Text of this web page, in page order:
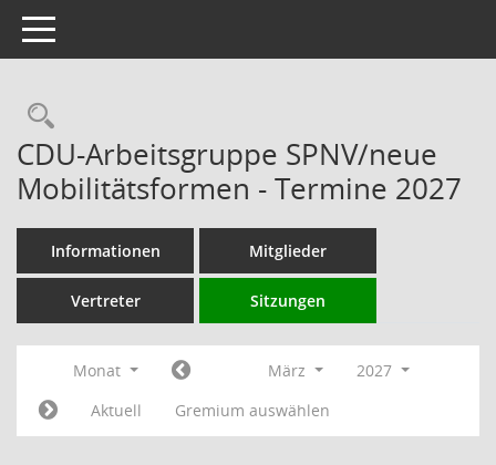
Toggle navigation
Rechercheauswahl
CDU-Arbeitsgruppe SPNV/neue
Mobilitätsformen - Termine 2027
Informationen Mitglieder
Vertreter Sitzungen
Monat März
2027
Aktuell
Gremium auswählen